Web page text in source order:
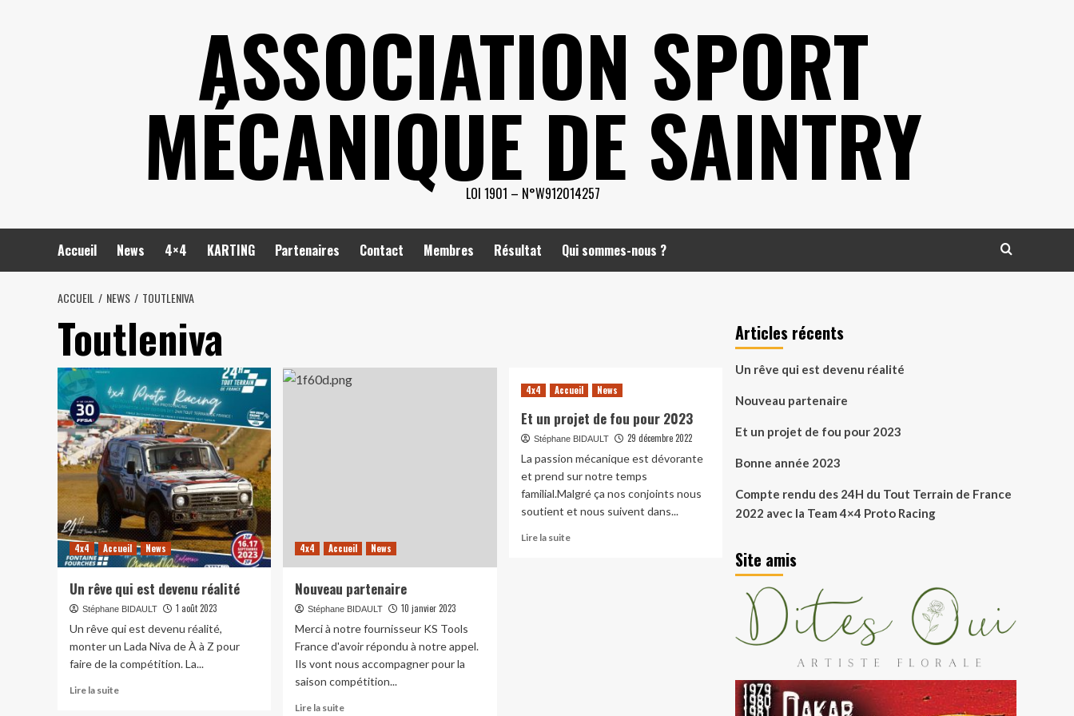
ASSOCIATION SPORT
MÉCANIQUE DE SAINTRY
LOI 1901 – N°W912014257
Accueil News 4×4 KARTING Partenaires Contact Membres Résultat Qui sommes-nous ?
ACCUEIL NEWS TOUTLENIVA
Toutleniva
4x4 Accueil News
Un rêve qui est devenu réalité
Stéphane BIDAULT 1 août 2023
Un rêve qui est devenu réalité,
monter un Lada Niva de À à Z pour
faire de la compétition. La...
Lire la suiteEn
4x4 Accueil News
Nouveau partenaire
Stéphane BIDAULT 10 janvier 2023
Merci à notre fournisseur KS Tools
France d'avoir répondu à notre appel.
Ils vont nous accompagner pour la
saison compétition...
Lire la suiteEn
4x4 Accueil News
Et un projet de fou pour 2023
Stéphane BIDAULT 29 décembre 2022
La passion mécanique est dévorante
et prend sur notre temps
familial.Malgré ça nos conjoints nous
soutient et nous suivent dans...
Lire la suiteEn
Articles récents
Un rêve qui est devenu réalité
Nouveau partenaire
Et un projet de fou pour 2023
Bonne année 2023
Compte rendu des 24H du Tout Terrain de France
2022 avec la Team 4×4 Proto Racing
Site amis